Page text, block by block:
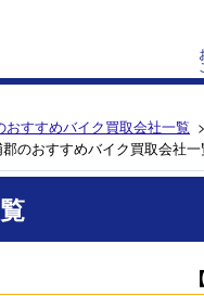
おすすめバイク買取会社一覧
のおすすめバイク買取会社一